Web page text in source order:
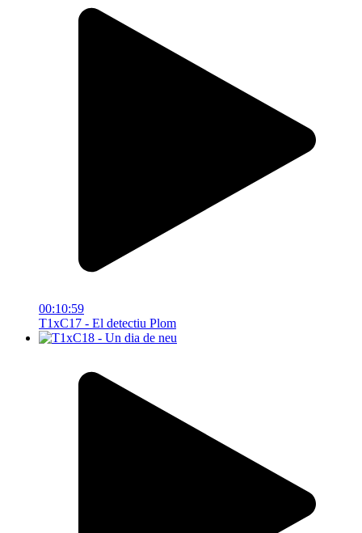
00:10:59
T1xC17 - El detectiu Plom